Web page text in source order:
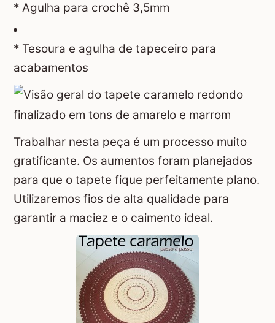
* Agulha para crochê 3,5mm
* Tesoura e agulha de tapeceiro para
acabamentos
Trabalhar nesta peça é um processo muito
gratificante. Os aumentos foram planejados
para que o tapete fique perfeitamente plano.
Utilizaremos fios de alta qualidade para
garantir a maciez e o caimento ideal.